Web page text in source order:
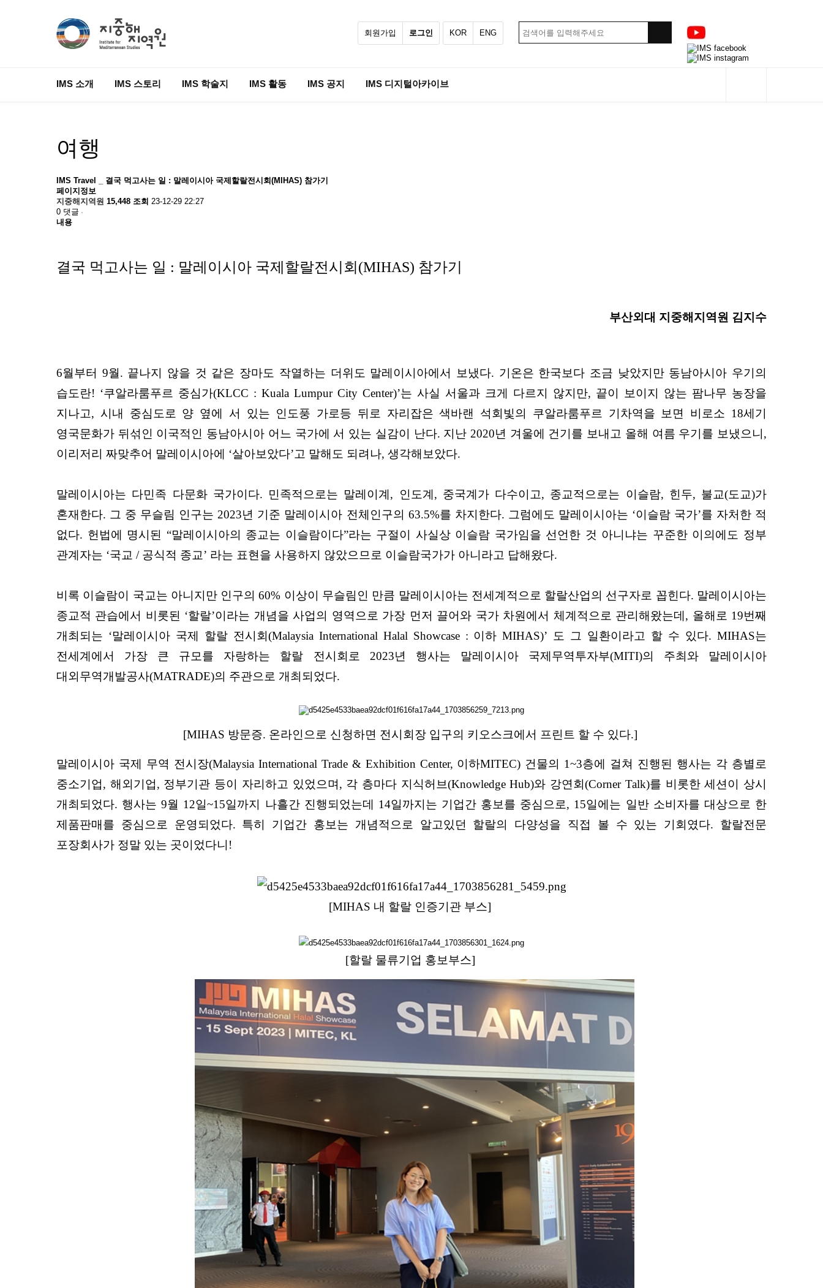
회원가입 로그인 KOR ENG
IMS 소개 IMS 스토리 IMS 학술지 IMS 활동 IMS 공지 IMS 디지털아카이브
여행
IMS Travel _ 결국 먹고사는 일 : 말레이시아 국제할랄전시회(MIHAS) 참가기
페이지정보
지중해지역원 15,448 조회 23-12-29 22:27
0 댓글
내용
결국 먹고사는 일 : 말레이시아 국제할랄전시회(MIHAS) 참가기
부산외대 지중해지역원 김지수
6월부터 9월. 끝나지 않을 것 같은 장마도 작열하는 더위도 말레이시아에서 보냈다. 기온은 한국보다 조금 낮았지만 동남아시아 우기의
습도란! ‘쿠알라룸푸르 중심가(KLCC : Kuala Lumpur City Center)’는 사실 서울과 크게 다르지 않지만, 끝이 보이지 않는 팜나무 농장을
지나고, 시내 중심도로 양 옆에 서 있는 인도풍 가로등 뒤로 자리잡은 색바랜 석회빛의 쿠알라룸푸르 기차역을 보면 비로소 18세기
영국문화가 뒤섞인 이국적인 동남아시아 어느 국가에 서 있는 실감이 난다. 지난 2020년 겨울에 건기를 보내고 올해 여름 우기를 보냈으니,
이리저리 짜맞추어 말레이시아에 ‘살아보았다’고 말해도 되려나, 생각해보았다.
말레이시아는 다민족 다문화 국가이다. 민족적으로는 말레이계, 인도계, 중국계가 다수이고, 종교적으로는 이슬람, 힌두, 불교(도교)가
혼재한다. 그 중 무슬림 인구는 2023년 기준 말레이시아 전체인구의 63.5%를 차지한다. 그럼에도 말레이시아는 ‘이슬람 국가’를 자처한 적
없다. 헌법에 명시된 “말레이시아의 종교는 이슬람이다”라는 구절이 사실상 이슬람 국가임을 선언한 것 아니냐는 꾸준한 이의에도 정부
관계자는 ‘국교 / 공식적 종교’ 라는 표현을 사용하지 않았으므로 이슬람국가가 아니라고 답해왔다.
비록 이슬람이 국교는 아니지만 인구의 60% 이상이 무슬림인 만큼 말레이시아는 전세계적으로 할랄산업의 선구자로 꼽힌다. 말레이시아는
종교적 관습에서 비롯된 ‘할랄’이라는 개념을 사업의 영역으로 가장 먼저 끌어와 국가 차원에서 체계적으로 관리해왔는데, 올해로 19번째
개최되는 ‘말레이시아 국제 할랄 전시회(Malaysia International Halal Showcase : 이하 MIHAS)’ 도 그 일환이라고 할 수 있다. MIHAS는
전세계에서 가장 큰 규모를 자랑하는 할랄 전시회로 2023년 행사는 말레이시아 국제무역투자부(MITI)의 주최와 말레이시아
대외무역개발공사(MATRADE)의 주관으로 개최되었다.
[MIHAS 방문증. 온라인으로 신청하면 전시회장 입구의 키오스크에서 프린트 할 수 있다.]
말레이시아 국제 무역 전시장(Malaysia International Trade & Exhibition Center, 이하MITEC) 건물의 1~3층에 걸쳐 진행된 행사는 각 층별로
중소기업, 해외기업, 정부기관 등이 자리하고 있었으며, 각 층마다 지식허브(Knowledge Hub)와 강연회(Corner Talk)를 비롯한 세션이 상시
개최되었다. 행사는 9월 12일~15일까지 나흘간 진행되었는데 14일까지는 기업간 홍보를 중심으로, 15일에는 일반 소비자를 대상으로 한
제품판매를 중심으로 운영되었다. 특히 기업간 홍보는 개념적으로 알고있던 할랄의 다양성을 직접 볼 수 있는 기회였다. 할랄전문
포장회사가 정말 있는 곳이었다니!
[MIHAS 내 할랄 인증기관 부스]
[할랄 물류기업 홍보부스]